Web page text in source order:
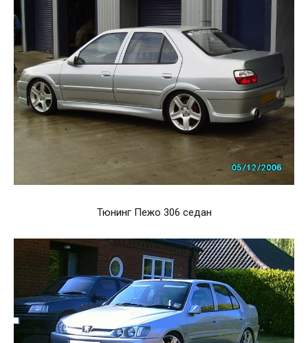
Тюнинг Пежо 306 седан